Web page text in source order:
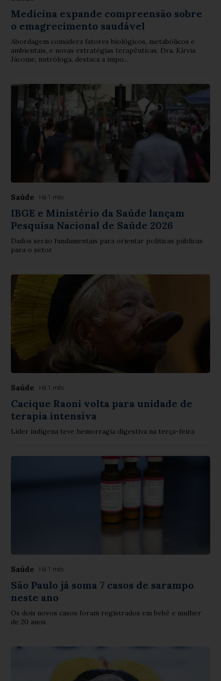
Medicina expande compreensão sobre
o emagrecimento saudável
Abordagem considera fatores biológicos, metabólicos e
ambientais, e novas estratégias terapêuticas. Dra. Kírvia
Jácome, nutróloga, destaca a impo...
Saúde Há 1 mês
IBGE e Ministério da Saúde lançam
Pesquisa Nacional de Saúde 2026
Dados serão fundamentais para orientar políticas públicas
para o setor
Saúde Há 1 mês
Cacique Raoni volta para unidade de
terapia intensiva
Líder indígena teve hemorragia digestiva na terça-feira
Saúde Há 1 mês
São Paulo já soma 7 casos de sarampo
neste ano
Os dois novos casos foram registrados em bebê e mulher
de 20 anos